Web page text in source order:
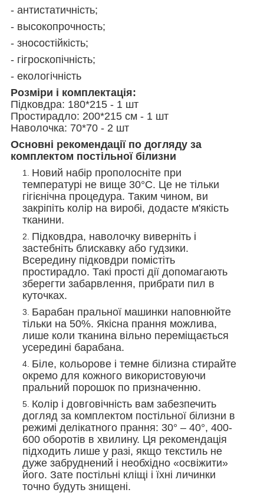
- антистатичність;
- высокопрочность;
- зносостійкість;
- гігроскопічність;
- екологічність
Розміри і комплектація:
Підковдра: 180*215 - 1 шт
Простирадло: 200*215 см - 1 шт
Наволочка: 70*70 - 2 шт
Основні рекомендації по догляду за
комплектом постільної білизни
Новий набір прополосніте при
температурі не вище 30°С. Це не тільки
гігієнічна процедура. Таким чином, ви
закріпіть колір на виробі, додасте м'якість
тканини.
Підковдра, наволочку виверніть і
застебніть блискавку або гудзики.
Всередину підковдри помістіть
простирадло. Такі прості дії допомагають
зберегти забарвлення, прибрати пил в
куточках.
Барабан пральної машинки наповнюйте
тільки на 50%. Якісна прання можлива,
лише коли тканина вільно переміщається
усередині барабана.
Біле, кольорове і темне білизна стирайте
окремо для кожного використовуючи
пральний порошок по призначенню.
Колір і довговічність вам забезпечить
догляд за комплектом постільної білизни в
режимі делікатного прання: 30° – 40°, 400-
600 оборотів в хвилину. Ця рекомендація
підходить лише у разі, якщо текстиль не
дуже забруднений і необхідно «освіжити»
його. Зате постільні кліщі і їхні личинки
точно будуть знищені.